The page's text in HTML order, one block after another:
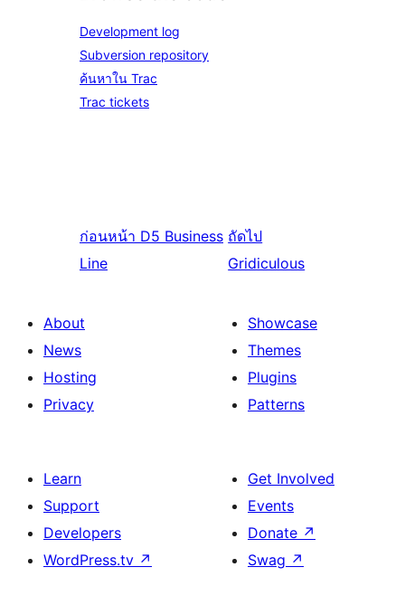
Development log
Subversion repository
ค้นหาใน Trac
Trac tickets
ก่อนหน้า D5 Business
Line
ถัดไป
Gridiculous
About
News
Hosting
Privacy
Showcase
Themes
Plugins
Patterns
Learn
Support
Developers
WordPress.tv ↗
Get Involved
Events
Donate ↗
Swag ↗